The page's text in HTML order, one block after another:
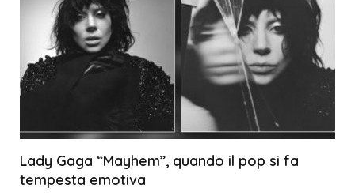
Lady Gaga “Mayhem”, quando il pop si fa
tempesta emotiva